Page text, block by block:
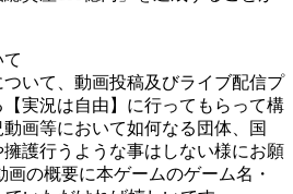
いて、動画投稿及びライブ配信プ
実況は自由】に行ってもらって構
画等において如何なる団体、国
護行うような事はしない様にお願
の概要に本ゲームのゲーム名・